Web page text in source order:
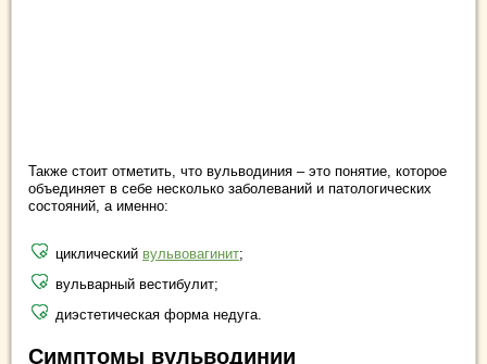
Также стоит отметить, что вульводиния – это понятие, которое
объединяет в себе несколько заболеваний и патологических
состояний, а именно:
циклический вульвовагинит;
вульварный вестибулит;
диэстетическая форма недуга.
Симптомы вульводинии